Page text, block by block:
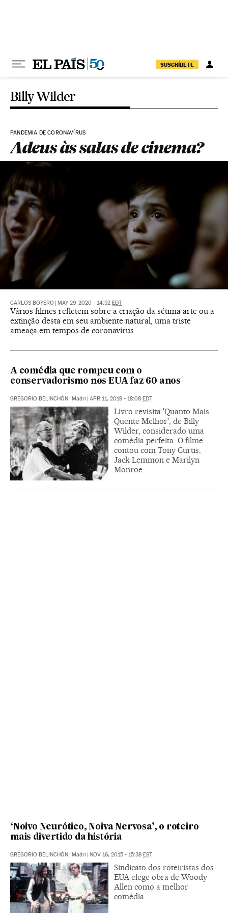
SUSCRÍBETE
Billy Wilder
PANDEMIA DE CORONAVÍRUS
Adeus às salas de cinema?
CARLOS BOYERO MAY 29, 2020 - 14:52 EDT
Vários filmes refletem sobre a criação da sétima arte ou a
extinção desta em seu ambiente natural, uma triste
ameaça em tempos de coronavírus
A comédia que rompeu com o
conservadorismo nos EUA faz 60 anos
GREGORIO BELINCHÓN Madri APR 11, 2019 - 18:08 EDT
Livro revisita 'Quanto Mais
Quente Melhor', de Billy
Wilder, considerado uma
comédia perfeita. O filme
contou com Tony Curtis,
Jack Lemmon e Marilyn
Monroe.
‘Noivo Neurótico, Noiva Nervosa’, o roteiro
mais divertido da história
GREGORIO BELINCHÓN Madri NOV 16, 2015 - 15:38 EST
Sindicato dos roteiristas dos
EUA elege obra de Woody
Allen como a melhor
comédia